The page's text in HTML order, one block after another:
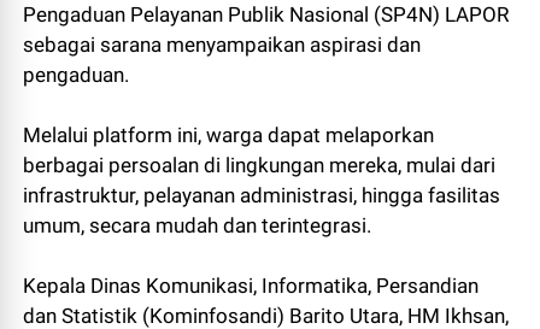
Pengaduan Pelayanan Publik Nasional (SP4N) LAPOR
sebagai sarana menyampaikan aspirasi dan
pengaduan.
Melalui platform ini, warga dapat melaporkan
berbagai persoalan di lingkungan mereka, mulai dari
infrastruktur, pelayanan administrasi, hingga fasilitas
umum, secara mudah dan terintegrasi.
Kepala Dinas Komunikasi, Informatika, Persandian
dan Statistik (Kominfosandi) Barito Utara, HM Ikhsan,